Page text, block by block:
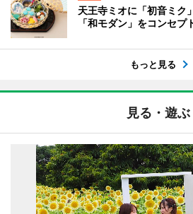
天王寺ミオに「初音ミ
「和モダン」をコンセプ
もっと見る
見る・遊ぶ